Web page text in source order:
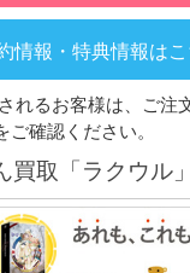
情報・特典情報はこ
れるお客様は、ご注
確認ください。
買取「ラクウル」